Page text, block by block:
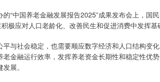
中国养老金融发展报告2025”成果发布会上，国
极应对人口老龄化、改善民生和促进消费中发挥基
社会稳定，也需要顺应数字经济和人口结构变
金融运行效率，发挥养老资金长期性和稳定性优
展。